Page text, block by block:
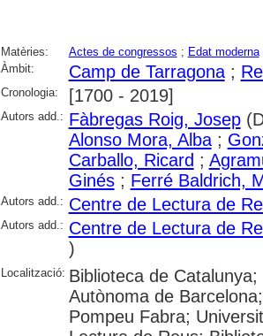
Matèries: Actes de congressos ; Edat moderna
Àmbit:
Camp de Tarragona;
Cronologia: [1700 - 2019]
Autors add.: Fàbregas Roig, Josep
Alonso Mora, Alba;
Carballo, Ricard ;
Ginés; Ferré Baldrich,
Autors add.: Centre de Lectura de
Autors add.: Centre de Lectura de
)
Localització: Biblioteca de
Autònoma de
Pompeu Fabra;